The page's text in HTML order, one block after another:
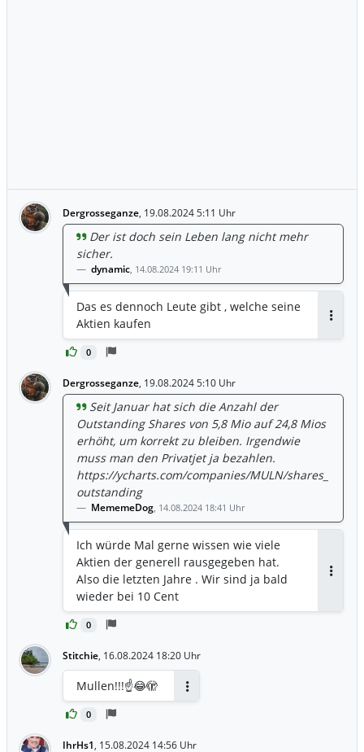
Dergrosseganze, 19.08.2024 5:11 Uhr
0
Der ist doch sein Leben lang nicht mehr
sicher.
dynamic, 14.08.2024 19:11 Uhr
Das es dennoch Leute gibt , welche seine
Aktien kaufen
Dergrosseganze, 19.08.2024 5:10 Uhr
0
Seit Januar hat sich die Anzahl der
Outstanding Shares von 5,8 Mio auf 24,8 Mios
erhöht, um korrekt zu bleiben. Irgendwie
muss man den Privatjet ja bezahlen.
https://ycharts.com/companies/MULN/shares_
outstanding
MememeDog, 14.08.2024 18:41 Uhr
Ich würde Mal gerne wissen wie viele
Aktien der generell rausgegeben hat.
Also die letzten Jahre . Wir sind ja bald
wieder bei 10 Cent
Stitchie, 16.08.2024 18:20 Uhr
0
Mullen!!!☝️😂🫣
IhrHs1, 15.08.2024 14:56 Uhr